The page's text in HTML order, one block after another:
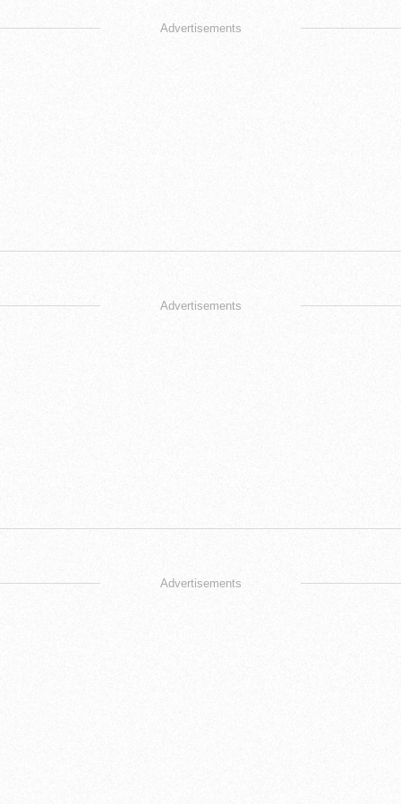
Advertisements
Advertisements
Advertisements